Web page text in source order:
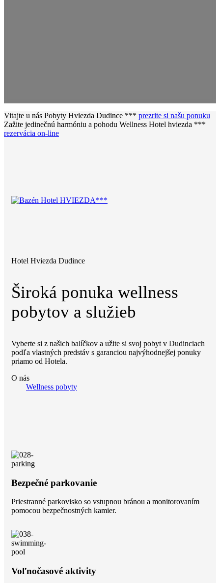
Vitajte u nás Pobyty Hviezda Dudince *** prezrite si našu ponuku
Zažite jedinečnú harmóniu a pohodu Wellness Hotel hviezda ***
rezervácia on-line
Hotel Hviezda Dudince
Široká ponuka wellness
pobytov a služieb
Vyberte si z našich balíčkov a užite si svoj pobyt v Dudinciach
podľa vlastných predstáv s garanciou najvýhodnejšej ponuky
priamo od Hotela.
O nás
Wellness pobyty
Bezpečné parkovanie
Priestranné parkovisko so vstupnou bránou a monitorovaním
pomocou bezpečnostných kamier.
Voľnočasové aktivity